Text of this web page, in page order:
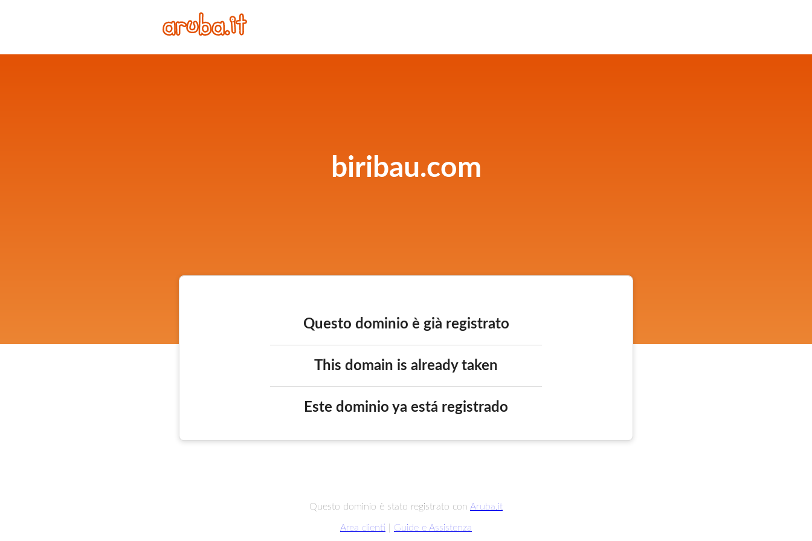
biribau.com
Questo dominio è già registrato
This domain is already taken
Este dominio ya está registrado
Questo dominio è stato registrato con Aruba.it
Area clienti Guide e Assistenza